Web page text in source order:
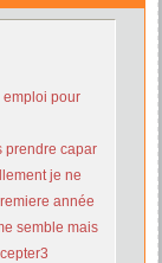
emploi pour
prendre capar
je ne
année
semble mais